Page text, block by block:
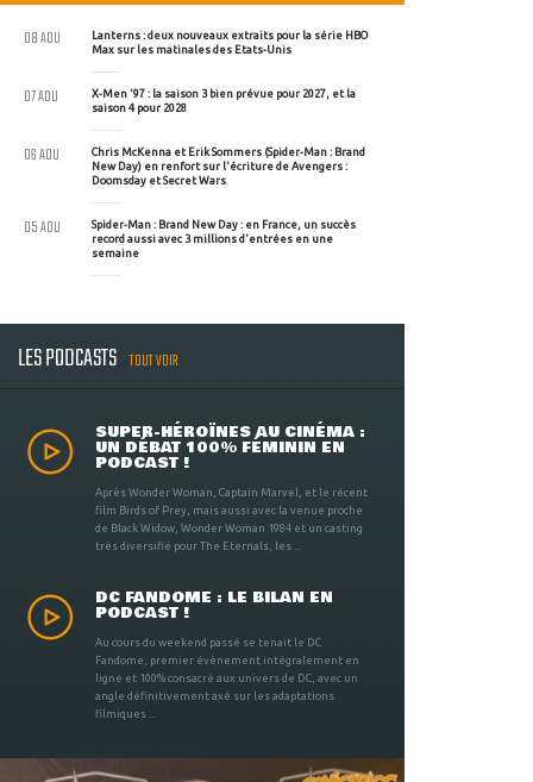
Lanterns : deux nouveaux extraits pour la série HBO
Max sur les matinales des Etats-Unis
08 AOU
X-Men '97 : la saison 3 bien prévue pour 2027, et la
saison 4 pour 2028
07 AOU
Chris McKenna et Erik Sommers (Spider-Man : Brand
New Day) en renfort sur l'écriture de Avengers :
Doomsday et Secret Wars
06 AOU
Spider-Man : Brand New Day : en France, un succès
record aussi avec 3 millions d'entrées en une
semaine
05 AOU
LES PODCASTS TOUT VOIR
SUPER-HÉROÏNES AU CINÉMA :
UN DÉBAT 100% FÉMININ EN
PODCAST !
Après Wonder Woman, Captain Marvel, et le récent
film Birds of Prey, mais aussi avec la venue proche
de Black Widow, Wonder Woman 1984 et un casting
très diversifié pour The Eternals, les ...
DC FANDOME : LE BILAN EN
PODCAST !
Au cours du weekend passé se tenait le DC
Fandome, premier évènement intégralement en
ligne et 100% consacré aux univers de DC, avec un
angle définitivement axé sur les adaptations
filmiques ...